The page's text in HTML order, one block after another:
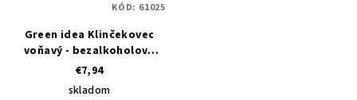
Green idea Klinčekovec
voňavý - bezalkoholová
tinktúra 100 ml
€7,94
skladom
KÓD: 61025